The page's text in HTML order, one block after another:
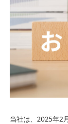
当社は、2025年2